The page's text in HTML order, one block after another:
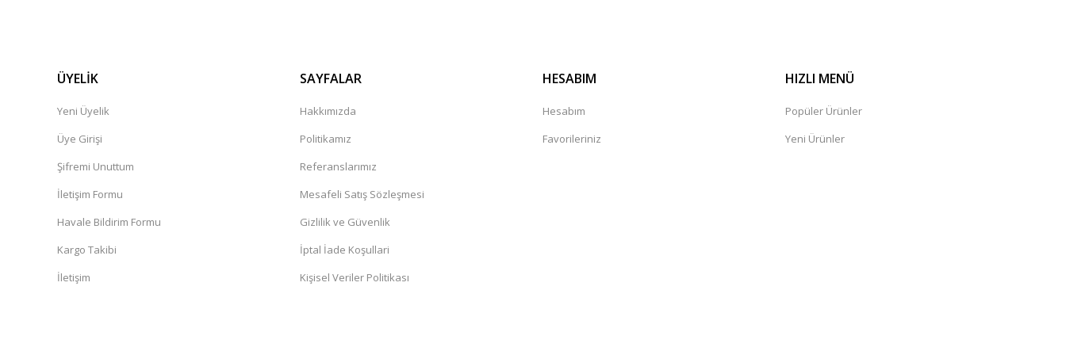
ÜYELİK
Yeni Üyelik
Üye Girişi
Şifremi Unuttum
İletişim Formu
Havale Bildirim Formu
Kargo Takibi
İletişim
SAYFALAR
Hakkımızda
Politikamız
Referanslarımız
Mesafeli Satış Sözleşmesi
Gizlilik ve Güvenlik
İptal İade Koşullari
Kişisel Veriler Politikası
HESABIM
Hesabım
Favorileriniz
HIZLI MENÜ
Popüler Ürünler
Yeni Ürünler